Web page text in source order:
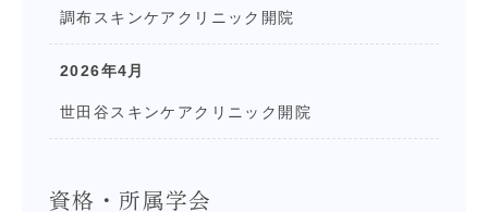
調布スキンケアクリニック開院
2026年4月
世田谷スキンケアクリニック開院
資格・所属学会